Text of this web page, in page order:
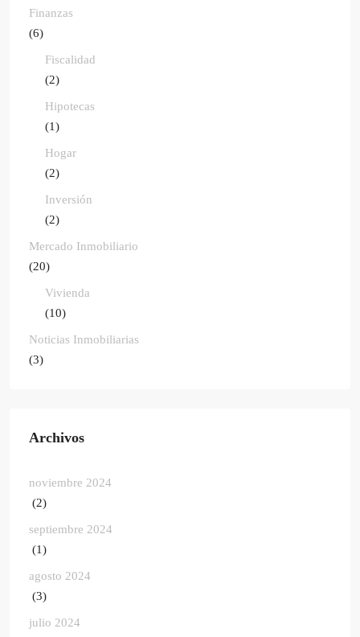
Finanzas
(6)
Fiscalidad
(2)
Hipotecas
(1)
Hogar
(2)
Inversión
(2)
Mercado Inmobiliario
(20)
Vivienda
(10)
Noticias Inmobiliarias
(3)
Archivos
noviembre 2024
(2)
septiembre 2024
(1)
agosto 2024
(3)
julio 2024